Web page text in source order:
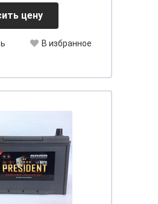
цену
В избранное